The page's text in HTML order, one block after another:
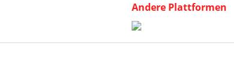
Andere Plattformen